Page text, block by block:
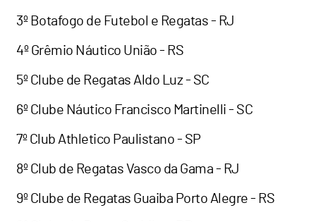
3º Botafogo de Futebol e Regatas - RJ
4º Grêmio Náutico União - RS
5º Clube de Regatas Aldo Luz - SC
6º Clube Náutico Francisco Martinelli - SC
7º Club Athletico Paulistano - SP
8º Club de Regatas Vasco da Gama - RJ
9º Clube de Regatas Guaiba Porto Alegre - RS